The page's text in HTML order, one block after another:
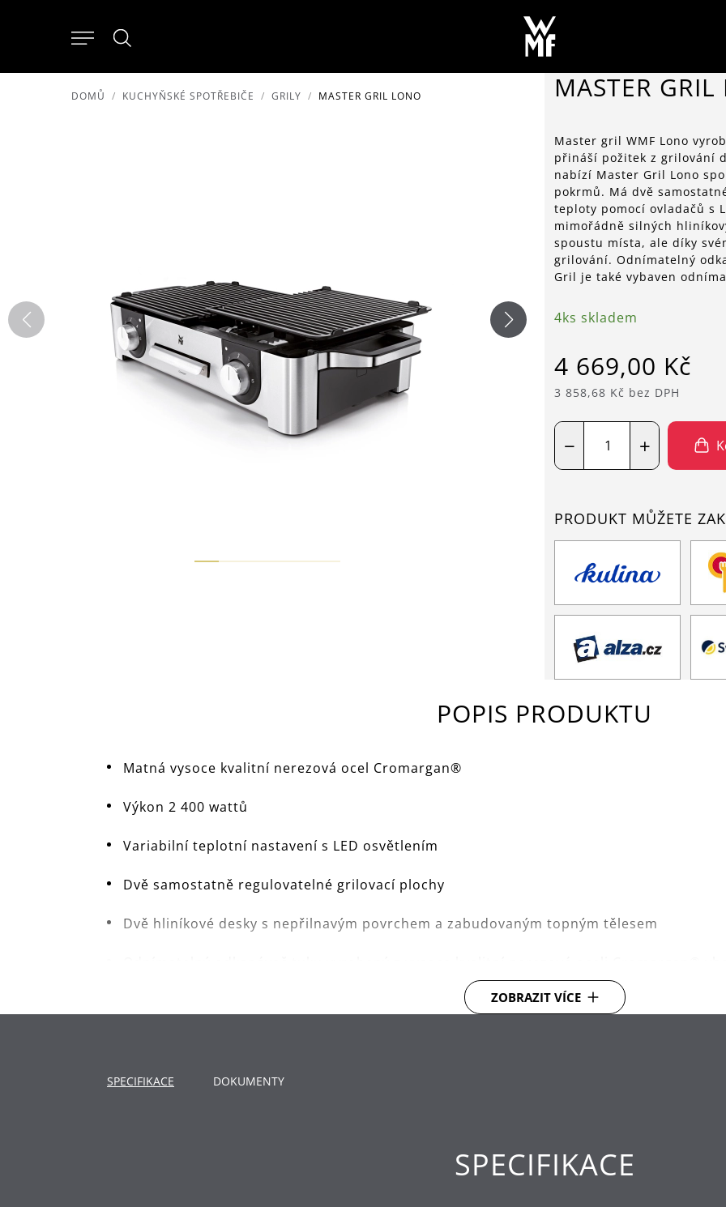
DOMŮ KUCHYŇSKÉ SPOTŘEBIČE GRILY MASTER GRIL LONO MASTER
Master gril WMF Lono
přináší požitek z grilování
nabízí Master Gril Lono
pokrmů. Má dvě
teploty pomocí ovladačů s
mimořádně silných
spoustu místa, ale díky
grilování. Odnímatelný
Gril je také vybaven
4ks skladem
4 669,00 Kč
3 858,68 Kč bez DPH
+
−
PRODUKT MŮŽETE
POPIS PRODUKTU
Matná vysoce kvalitní nerezová ocel Cromargan®
Výkon 2 400 wattů
Variabilní teplotní nastavení s LED osvětlením
Dvě samostatně regulovatelné grilovací plochy
Dvě hliníkové desky s nepřilnavým povrchem a zabudovaným topným tělesem
Snadno odnímatelné grilovací desky díky mechanismu uvolnění
Certifikace pro venkovní použití
ZOBRAZIT VÍCE
SPECIFIKACE DOKUMENTY
SPECIFIKACE